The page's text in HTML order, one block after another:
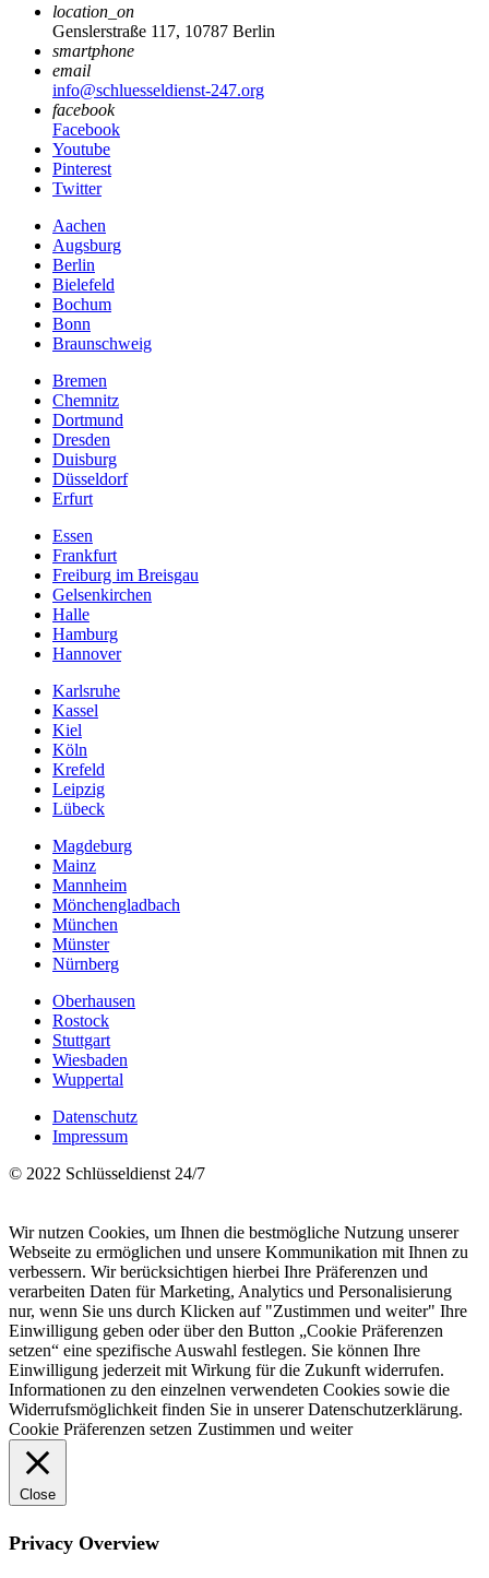
location_on
Genslerstraße 117, 10787 Berlin
smartphone
email
info@schluesseldienst-247.org
facebook
Facebook
Youtube
Pinterest
Twitter
Aachen
Augsburg
Berlin
Bielefeld
Bochum
Bonn
Braunschweig
Bremen
Chemnitz
Dortmund
Dresden
Duisburg
Düsseldorf
Erfurt
Essen
Frankfurt
Freiburg im Breisgau
Gelsenkirchen
Halle
Hamburg
Hannover
Karlsruhe
Kassel
Kiel
Köln
Krefeld
Leipzig
Lübeck
Magdeburg
Mainz
Mannheim
Mönchengladbach
München
Münster
Nürnberg
Oberhausen
Rostock
Stuttgart
Wiesbaden
Wuppertal
Datenschutz
Impressum
© 2022 Schlüsseldienst 24/7
Wir nutzen Cookies, um Ihnen die bestmögliche Nutzung unserer
Webseite zu ermöglichen und unsere Kommunikation mit Ihnen zu
verbessern. Wir berücksichtigen hierbei Ihre Präferenzen und
verarbeiten Daten für Marketing, Analytics und Personalisierung
nur, wenn Sie uns durch Klicken auf "Zustimmen und weiter" Ihre
Einwilligung geben oder über den Button „Cookie Präferenzen
setzen“ eine spezifische Auswahl festlegen. Sie können Ihre
Einwilligung jederzeit mit Wirkung für die Zukunft widerrufen.
Informationen zu den einzelnen verwendeten Cookies sowie die
Widerrufsmöglichkeit finden Sie in unserer Datenschutzerklärung.
Cookie Präferenzen setzen Zustimmen und weiter
Close
Privacy Overview